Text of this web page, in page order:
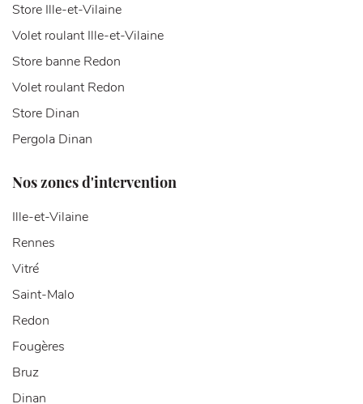
Store Ille-et-Vilaine
Volet roulant Ille-et-Vilaine
Store banne Redon
Volet roulant Redon
Store Dinan
Pergola Dinan
Nos zones d'intervention
Ille-et-Vilaine
Rennes
Vitré
Saint-Malo
Redon
Fougères
Bruz
Dinan